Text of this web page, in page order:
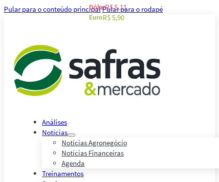
Pular para o conteúdo principalPular para o rodapé
Análises
Notícias
Notícias Agronegócio
Notícias Financeiras
Agenda
Treinamentos
DólarR$ 5,11
EuroR$ 5,90